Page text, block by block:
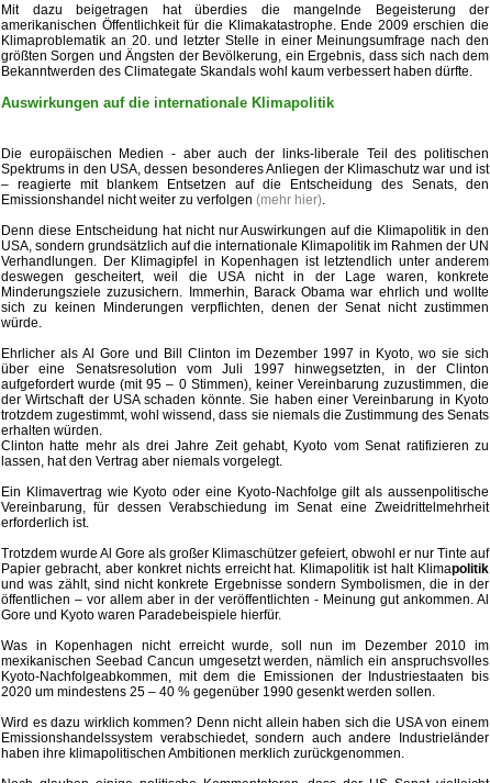
Mit dazu beigetragen hat überdies die mangelnde Begeisterung der
amerikanischen Öffentlichkeit für die Klimakatastrophe. Ende 2009 erschien die
Klimaproblematik an 20. und letzter Stelle in einer Meinungsumfrage nach den
größten Sorgen und Ängsten der Bevölkerung, ein Ergebnis, dass sich nach dem
Bekanntwerden des Climategate Skandals wohl kaum verbessert haben dürfte.
Auswirkungen auf die internationale Klimapolitik
Die europäischen Medien - aber auch der links-liberale Teil des politischen
Spektrums in den USA, dessen besonderes Anliegen der Klimaschutz war und ist
– reagierte mit blankem Entsetzen auf die Entscheidung des Senats, den
Emissionshandel nicht weiter zu verfolgen (mehr hier)
Denn diese Entscheidung hat nicht nur Auswirkungen auf die Klimapolitik in den
USA, sondern grundsätzlich auf die internationale Klimapolitik im Rahmen der UN
Verhandlungen. Der Klimagipfel in Kopenhagen ist letztendlich unter anderem
deswegen gescheitert, weil die USA nicht in der Lage waren, konkrete
Minderungsziele zuzusichern. Immerhin, Barack Obama war ehrlich und wollte
sich zu keinen Minderungen verpflichten, denen der Senat nicht zustimmen
würde.
Ehrlicher als Al Gore und Bill Clinton im Dezember 1997 in Kyoto, wo sie sich
über eine Senatsresolution vom Juli 1997 hinwegsetzten, in der Clinton
aufgefordert wurde (mit 95 – 0 Stimmen), keiner Vereinbarung zuzustimmen, die
der Wirtschaft der USA schaden könnte. Sie haben einer Vereinbarung in Kyoto
trotzdem zugestimmt, wohl wissend, dass sie niemals die Zustimmung des Senats
erhalten würden.
Clinton hatte mehr als drei Jahre Zeit gehabt, Kyoto vom Senat ratifizieren zu
lassen, hat den Vertrag aber niemals vorgelegt.
Ein Klimavertrag wie Kyoto oder eine Kyoto-Nachfolge gilt als aussenpolitische
Vereinbarung, für dessen Verabschiedung im Senat eine Zweidrittelmehrheit
erforderlich ist.
Trotzdem wurde Al Gore als großer Klimaschützer gefeiert, obwohl er nur Tinte auf
Papier gebracht, aber konkret nichts erreicht hat. Klimapolitik ist halt Klimapolitik
und was zählt, sind nicht konkrete Ergebnisse sondern Symbolismen, die in der
öffentlichen – vor allem aber in der veröffentlichten - Meinung gut ankommen. Al
Gore und Kyoto waren Paradebeispiele hierfür.
Was in Kopenhagen nicht erreicht wurde, soll nun im Dezember 2010 im
mexikanischen Seebad Cancun umgesetzt werden, nämlich ein anspruchsvolles
Kyoto-Nachfolgeabkommen, mit dem die Emissionen der Industriestaaten bis
2020 um mindestens 25 – 40 % gegenüber 1990 gesenkt werden sollen.
Wird es dazu wirklich kommen? Denn nicht allein haben sich die USA von einem
Emissionshandelssystem verabschiedet, sondern auch andere Industrieländer
haben ihre klimapolitischen Ambitionen merklich zurückgenommen.